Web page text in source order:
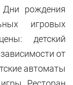
Дни рождения
игровых
детский
от
автоматы